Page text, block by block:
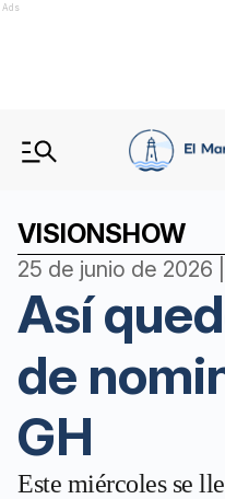
Ads
VISIONSHOW
25 de junio de 2026
Así
de
GH
Este miércoles se